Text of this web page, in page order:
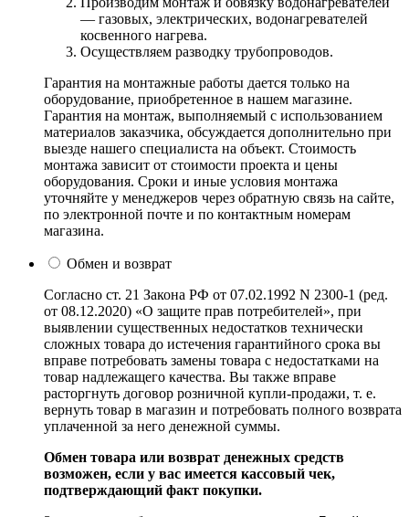
— газовых, электрических, водонагревателей
косвенного нагрева.
Осуществляем разводку трубопроводов.
Гарантия на монтажные работы дается только на
оборудование, приобретенное в нашем магазине.
Гарантия на монтаж, выполняемый с использованием
материалов заказчика, обсуждается дополнительно при
выезде нашего специалиста на объект. Стоимость
монтажа зависит от стоимости проекта и цены
оборудования. Сроки и иные условия монтажа
уточняйте у менеджеров через обратную связь на сайте,
по электронной почте и по контактным номерам
магазина.
Обмен и возврат
Согласно ст. 21 Закона РФ от 07.02.1992 N 2300-1 (ред.
от 08.12.2020) «О защите прав потребителей», при
выявлении существенных недостатков технически
сложных товара до истечения гарантийного срока вы
вправе потребовать замены товара с недостатками на
товар надлежащего качества. Вы также вправе
расторгнуть договор розничной купли-продажи, т. е.
вернуть товар в магазин и потребовать полного возврата
уплаченной за него денежной суммы.
Обмен товара или возврат денежных средств
возможен, если у вас имеется кассовый чек,
подтверждающий факт покупки.